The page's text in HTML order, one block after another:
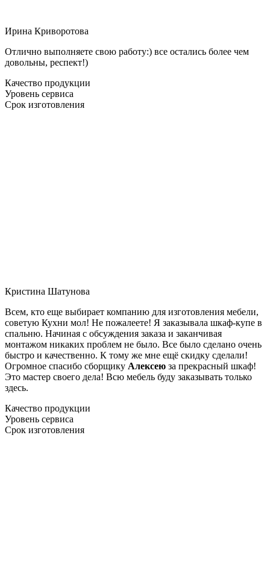
Ирина Криворотова
Отлично выполняете свою работу:) все остались более чем
довольны, респект!)
Качество продукции
Уровень сервиса
Срок изготовления
Кристина Шатунова
Всем, кто еще выбирает компанию для изготовления мебели,
советую Кухни мол! Не пожалеете! Я заказывала шкаф-купе в
спальню. Начиная с обсуждения заказа и заканчивая
монтажом никаких проблем не было. Все было сделано очень
быстро и качественно. К тому же мне ещё скидку сделали!
Огромное спасибо сборщику Алексею за прекрасный шкаф!
Это мастер своего дела! Всю мебель буду заказывать только
здесь.
Качество продукции
Уровень сервиса
Срок изготовления